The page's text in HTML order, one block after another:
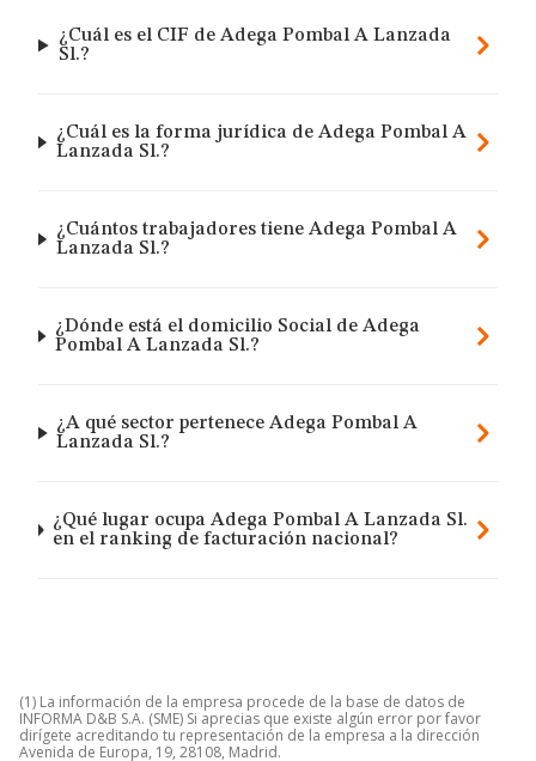
¿Cuál es el CIF de Adega Pombal A Lanzada
Sl.?
¿Cuál es la forma jurídica de Adega Pombal A
Lanzada Sl.?
¿Cuántos trabajadores tiene Adega Pombal A
Lanzada Sl.?
¿Dónde está el domicilio Social de Adega
Pombal A Lanzada Sl.?
¿A qué sector pertenece Adega Pombal A
Lanzada Sl.?
¿Qué lugar ocupa Adega Pombal A Lanzada Sl.
en el ranking de facturación nacional?
(1) La información de la empresa procede de la base de datos de
INFORMA D&B S.A. (SME) Si aprecias que existe algún error por favor
dirígete acreditando tu representación de la empresa a la dirección
Avenida de Europa, 19, 28108, Madrid.